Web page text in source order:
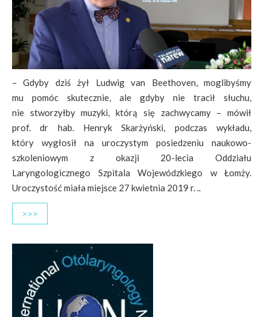
– Gdyby dziś żył Ludwig van Beethoven, moglibyśmy
mu pomóc skutecznie, ale gdyby nie tracił słuchu,
nie stworzyłby muzyki, którą się zachwycamy – mówił
prof. dr hab. Henryk Skarżyński, podczas wykładu,
który wygłosił na uroczystym posiedzeniu naukowo-
szkoleniowym z okazji 20-lecia Oddziału
Laryngologicznego Szpitala Wojewódzkiego w Łomży.
Uroczystość miała miejsce 27 kwietnia 2019 r. ..
>>>